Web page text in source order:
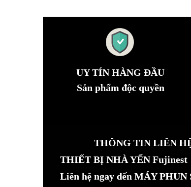
UY TÍN HÀNG ĐẦU
Sản phẩm độc quyền
THÔNG TIN LIÊN
THIẾT BỊ NHÀ YẾN Fujinest
Liên hệ ngay đến MÁY PHUN